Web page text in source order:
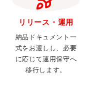
リリース・運用
納品ドキュメント一
式をお渡しし、必要
に応じて運用保守へ
移行します。